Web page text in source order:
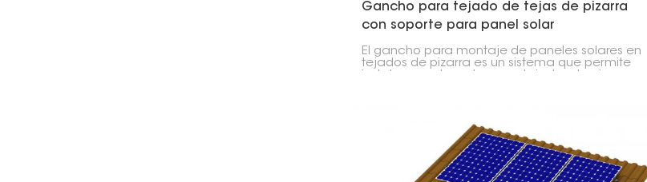
Gancho para tejado de tejas de pizarra
con soporte para panel solar
El gancho para montaje de paneles solares en
tejados de pizarra es un sistema que permite
montaje, garantizando así una instalación solar
robusta y duradera.